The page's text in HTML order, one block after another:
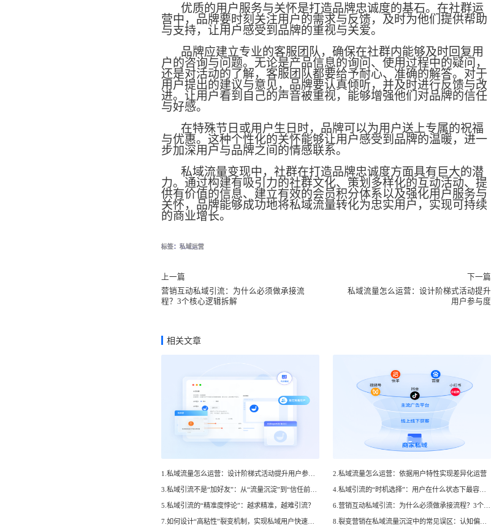
优质的用户服务与关怀是打造品牌忠诚度的基石。在社群运
营中，品牌要时刻关注用户的需求与反馈，及时为他们提供帮助
与支持，让用户感受到品牌的重视与关爱。
品牌应建立专业的客服团队，确保在社群内能够及时回复用
户的咨询与问题。无论是产品信息的询问、使用过程中的疑问，
还是对活动的了解，客服团队都要给予耐心、准确的解答。对于
用户提出的建议与意见，品牌要认真倾听，并及时进行反馈与改
进。让用户看到自己的声音被重视，能够增强他们对品牌的信任
与好感。
在特殊节日或用户生日时，品牌可以为用户送上专属的祝福
与优惠。这种个性化的关怀能够让用户感受到品牌的温暖，进一
步加深用户与品牌之间的情感联系。
私域流量变现中，社群在打造品牌忠诚度方面具有巨大的潜
力。通过构建有吸引力的社群文化、策划多样化的互动活动、提
供有价值的信息、建立有效的会员积分体系以及强化用户服务与
关怀，品牌能够成功地将私域流量转化为忠实用户，实现可持续
的商业增长。
标签：私域运营
上一篇
营销互动私域引流：为什么必须做承接流
程？3个核心逻辑拆解
下一篇
私域流量怎么运营：设计阶梯式活动提升
用户参与度
相关文章
2.私域流量怎么运营：依据用户特性实现差异化运营
5.私域引流的“精准度悖论”：越求精准，越难引流？
7.如何设计“高粘性”裂变机制，实现私域用户快速增长？ 8.裂变营销在私域流量沉淀中的常见误区：认知偏差与纠正方法